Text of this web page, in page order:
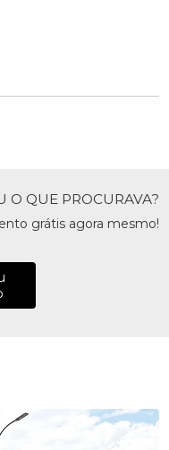
O QUE PROCURAVA?
grátis agora mesmo!